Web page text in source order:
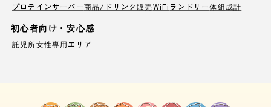
プロテインサーバー商品/ドリンク販売WiFi ランドリー体組成計
初心者向け・安心感
託児所女性専用エリア